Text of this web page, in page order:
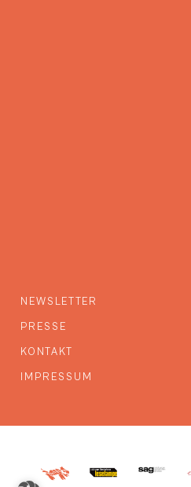
NEWSLETTER
PRESSE
KONTAKT
IMPRESSUM